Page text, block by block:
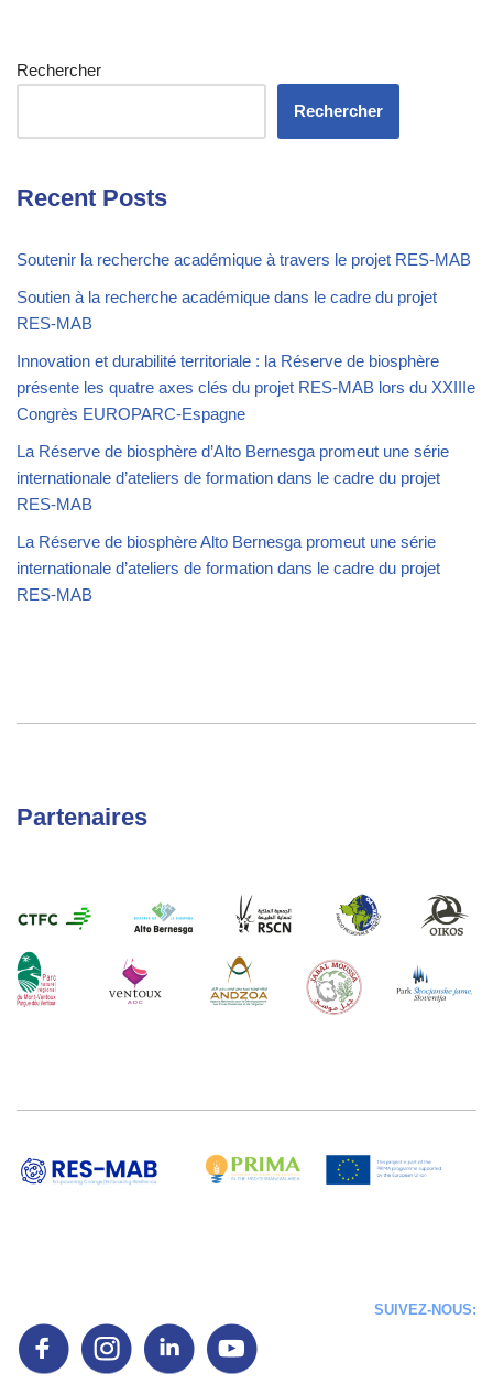
Rechercher
Rechercher
Recent Posts
Soutenir la recherche académique à travers le projet RES-MAB
Soutien à la recherche académique dans le cadre du projet
RES-MAB
Innovation et durabilité territoriale : la Réserve de biosphère
présente les quatre axes clés du projet RES-MAB lors du XXIIIe
Congrès EUROPARC-Espagne
La Réserve de biosphère d’Alto Bernesga promeut une série
internationale d’ateliers de formation dans le cadre du projet
RES-MAB
La Réserve de biosphère Alto Bernesga promeut une série
internationale d’ateliers de formation dans le cadre du projet
RES-MAB
Partenaires
SUIVEZ-NOUS: